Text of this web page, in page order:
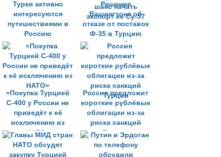
Турки активно
интересуются
путешествиями в
Россию
Решение
Вашингтона об
отказе от поставок
Ф-35 в Турцию
может дать России
шанс начать
экспорт ее Су-57
«Покупка Турцией
С-400 у России не
приведёт к её
исключению из
НАТО»
Россия предложит
короткие рублёвые
облигации из-за
риска санкций
Турции